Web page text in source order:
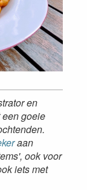
en
goeie
aan
ook voor
iets met